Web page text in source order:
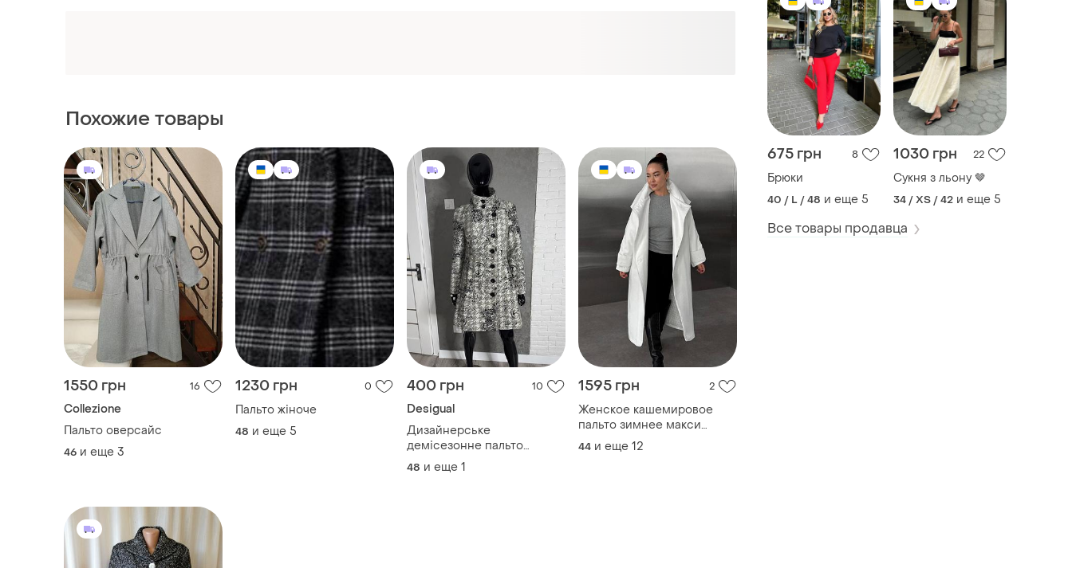
675 грн 8
Брюки
40 / L / 48 и еще 5
1030 грн 22
Сукня з льону 🤎
34 / XS / 42 и еще 5
Все товары продавца
1550 грн 16
Collezione
Пальто оверсайс
46 и еще
1230 грн 0
Пальто жіноче
48 и еще 5
400 грн 10
Desigual
Дизайнерське
демісезонне пальто
desigual, l-xl 50р
и еще 1
1595 грн 2
Женское кашемировое
пальто зимнее макси
длинное удлиненное на
подкладке
44 12